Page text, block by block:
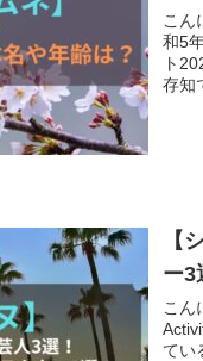
こん
和5
ト
【
ー3
こん
てい